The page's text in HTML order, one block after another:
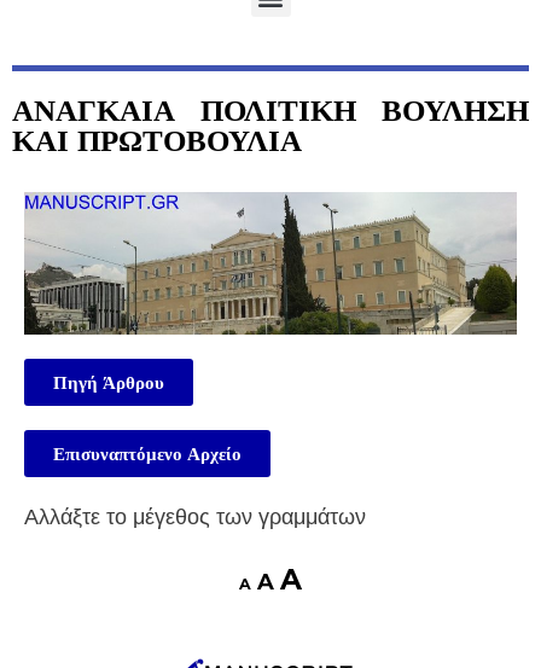
ΑΝΑΓΚΑΙΑ ΠΟΛΙΤΙΚΗ ΒΟΥΛΗΣΗ
ΚΑΙ ΠΡΩΤΟΒΟΥΛΙΑ
Πηγή Άρθρου
Επισυναπτόμενο Αρχείο
Αλλάξτε το μέγεθος των γραμμάτων
A A A